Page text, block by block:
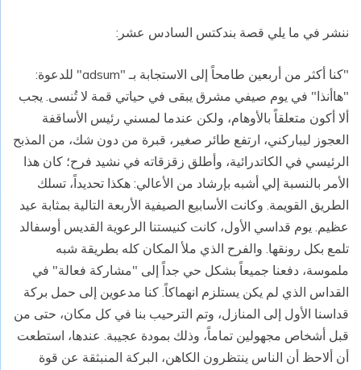
ننشر في ما يلي قصة بندكتس السادس عشر:
"كنا أكثر من أربعين طامحاً إلى الاستجابة بـ "adsum" للدعوة:
"هاأنذا" في يوم صيفي مشرق يبقى في حياتي قمة لا تُنسى. يجب
ألا أكون متعلقاً بالأوهام، ولكن عندما لمسني رئيس الأساقفة
العجوز ليباركني، ارتفع طائر صغير، قبرة من دون شك، من المذبح
الرئيسي في الكاتدرائية، وأطلق زقزقاته في نشيد فرح؛ كان هذا
الأمر بالنسبة إلي أشبه بإرشاد من الأعالي: هكذا تحديداً، تسلك
الطريق القويمة. وكانت الأسابيع الصيفية الأربعة التالية بمثابة عيد
عظيم. يوم قداسي الأول، كانت كنيستنا الرعوية القديس أوسفالد
تلمع بكل رونقها. والفرح الذي ملأ المكان كله بطريقة شبه
ملموسة، دفعنا جميعاً بشكل حي جداً إلى "مشاركة فعالة" في
القداس الذي لم يكن يستلزم انهماكاً. كنا مدعوين إلى حمل بركة
قداسنا الأول إلى المنازل، وتم الترحيب بنا في كل مكان، حتى من
قبل أشخاص مجهولين تماماً، وذلك بمودة عجيبة. عندها، استطعت
أن ألاحظ أن الناس ينتظرون الكاهن، البركة المنبثقة عن قوة